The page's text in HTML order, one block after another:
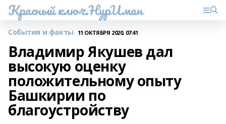
Красный ключ.НурИман
События и факты 11 ОКТЯБРЯ 2020, 07:41
Владимир Якушев дал
высокую оценку
положительному опыту
Башкирии по
благоустройству